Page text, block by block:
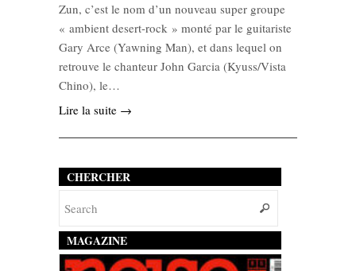
Zun, c’est le nom d’un nouveau super groupe
« ambient desert-rock » monté par le guitariste
Gary Arce (Yawning Man), et dans lequel on
retrouve le chanteur John Garcia (Kyuss/Vista
Chino), le…
Lire la suite →
CHERCHER
MAGAZINE